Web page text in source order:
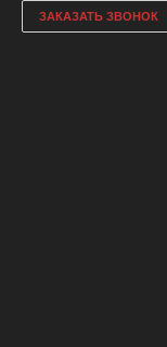
ЗАКАЗАТЬ ЗВОНОК